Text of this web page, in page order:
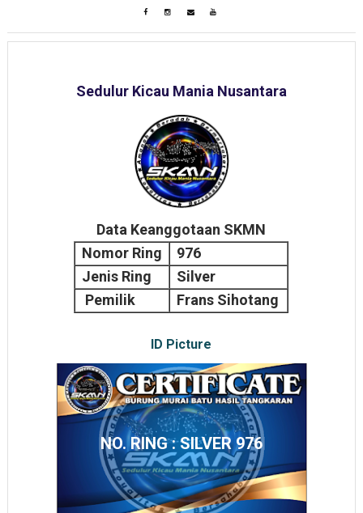
Sedulur Kicau Mania Nusantara
Data Keanggotaan SKMN
Nomor Ring
976
Jenis Ring
Silver
Pemilik
Frans Sihotang
ID Picture
NO. RING : SILVER 976